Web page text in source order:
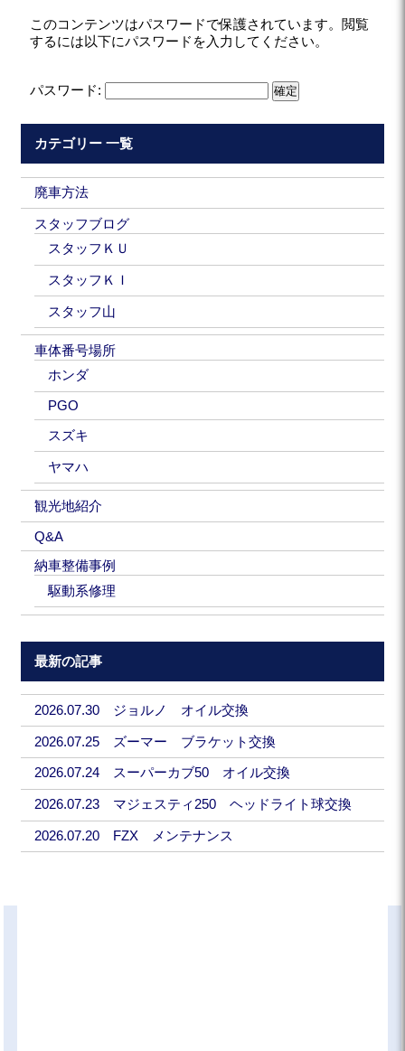
このコンテンツはパスワードで保護されています。閲覧
するには以下にパスワードを入力してください。
パスワード:
カテゴリー 一覧
廃車方法
スタッフブログ
スタッフＫＵ
スタッフＫＩ
スタッフ山
車体番号場所
ホンダ
PGO
スズキ
ヤマハ
観光地紹介
Q&A
納車整備事例
駆動系修理
最新の記事
2026.07.30 ジョルノ オイル交換
2026.07.25 ズーマー ブラケット交換
2026.07.24 スーパーカブ50 オイル交換
2026.07.23 マジェスティ250 ヘッドライト球交換
2026.07.20 FZX メンテナンス